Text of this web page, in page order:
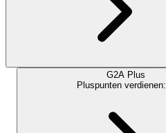
G2A Plus
Pluspunten verdienen: